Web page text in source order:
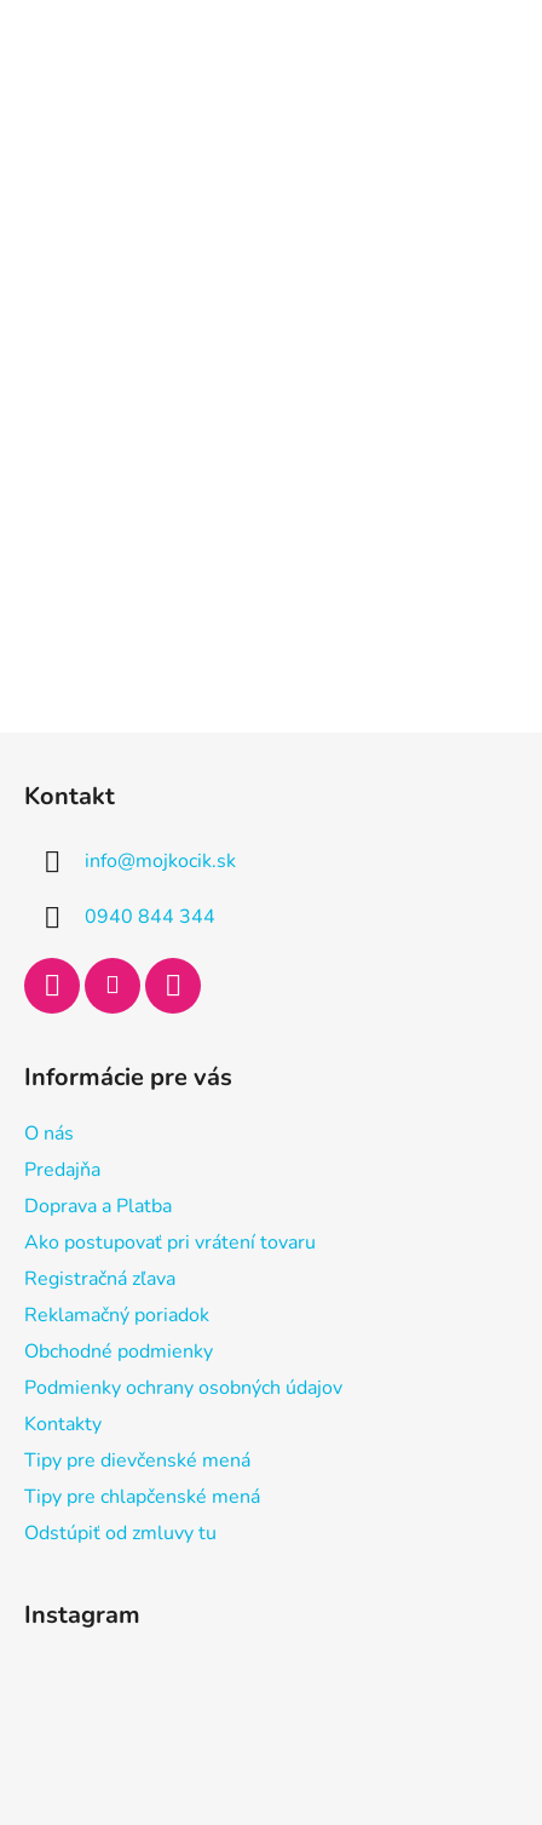
Kontakt
info@mojkocik.sk
0940 844 344
Informácie pre vás
O nás
Predajňa
Doprava a Platba
Ako postupovať pri vrátení tovaru
Registračná zľava
Reklamačný poriadok
Obchodné podmienky
Podmienky ochrany osobných údajov
Kontakty
Tipy pre dievčenské mená
Tipy pre chlapčenské mená
Odstúpiť od zmluvy tu
Instagram